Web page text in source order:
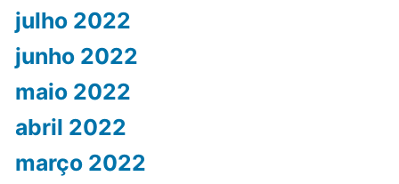
julho 2022
junho 2022
maio 2022
abril 2022
março 2022